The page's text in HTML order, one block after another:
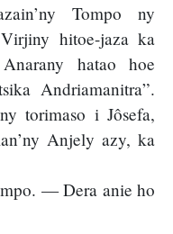
Tompo ny
hitoe-jaza ka
hatao hoe
Andriamanitra”.
torimaso i Jôsefa,
Anjely azy, ka
— Dera anie ho